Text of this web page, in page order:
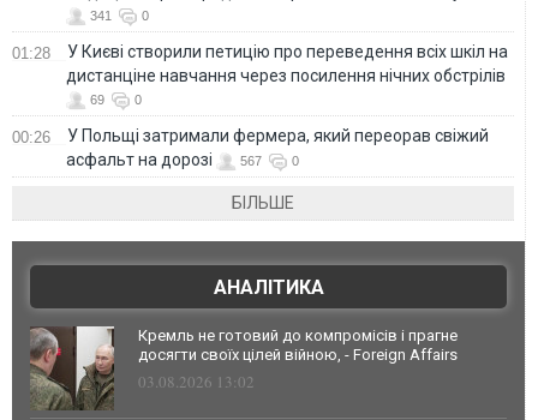
341 0
01:28
У Києві створили петицію про переведення всіх шкіл на
дистанціне навчання через посилення нічних обстрілів
69 0
00:26
У Польщі затримали фермера, який переорав свіжий
асфальт на дорозі
567 0
БІЛЬШЕ
АНАЛІТИКА
Кремль не готовий до компромісів і прагне
досягти своїх цілей війною, - Foreign Affairs
03.08.2026 13:02